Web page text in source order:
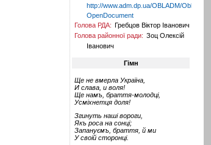
http://www.adm.dp.ua/OBLADM/
OpenDocument
Голова РДА:
Гребцов Віктор Іванович
Голова районної ради: Зоц Олексій
Іванович
Гімн
Ще не вмерла Україна,
И слава, и воля!
Ще намъ, браття-молодці,
Усміхнетця доля!
Згинуть наші вороги,
Якъ роса на сонці;
Запануємъ, браття, й ми
У своій сторонці.